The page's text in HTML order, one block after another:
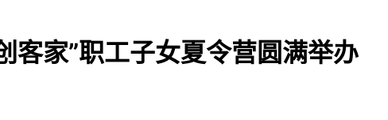
客家”职工子女夏令营圆满举办